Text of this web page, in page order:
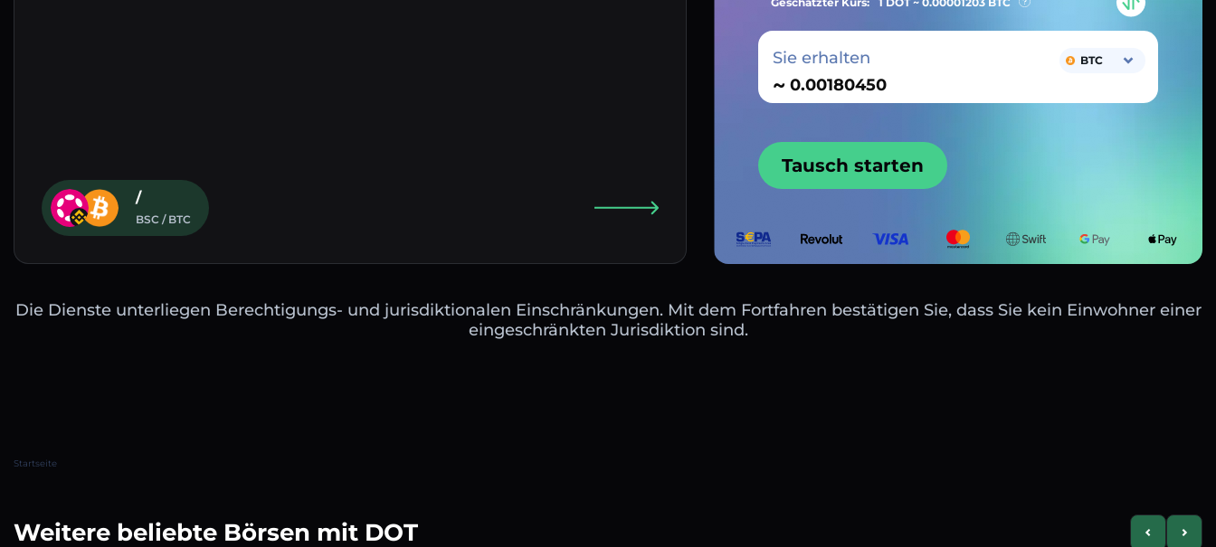
/
BSC / BTC
Sie erhalten
~
BTC
Tausch starten
Die Dienste unterliegen Berechtigungs- und jurisdiktionalen Einschränkungen. Mit dem Fortfahren bestätigen Sie, dass Sie kein Einwohner einer
eingeschränkten Jurisdiktion sind.
Startseite
Weitere beliebte Börsen mit DOT PreviousNext